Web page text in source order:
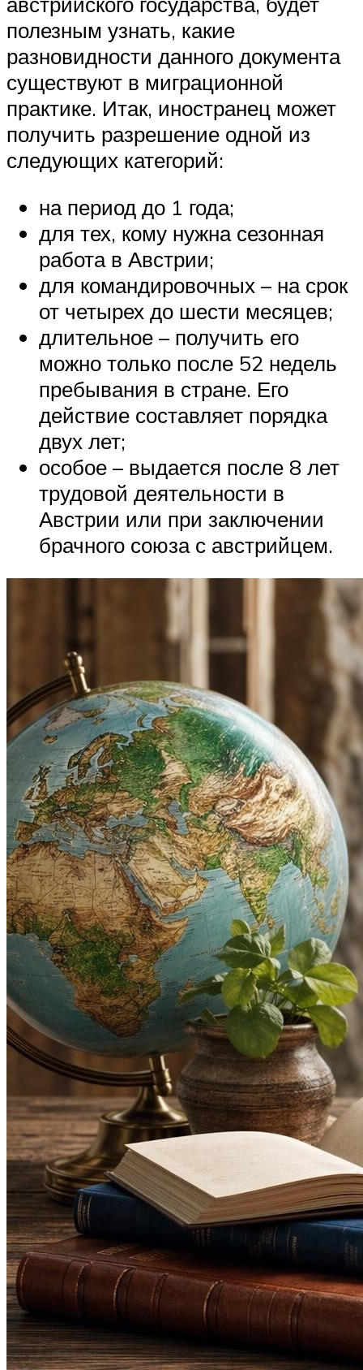
полезным узнать, какие
разновидности данного документа
существуют в миграционной
практике. Итак, иностранец может
получить разрешение одной из
следующих категорий:
на период до 1 года;
для тех, кому нужна сезонная
работа в Австрии;
для командировочных – на срок
от четырех до шести месяцев;
длительное – получить его
можно только после 52 недель
пребывания в стране. Его
действие составляет порядка
двух лет;
особое – выдается после 8 лет
трудовой деятельности в
Австрии или при заключении
брачного союза с австрийцем.